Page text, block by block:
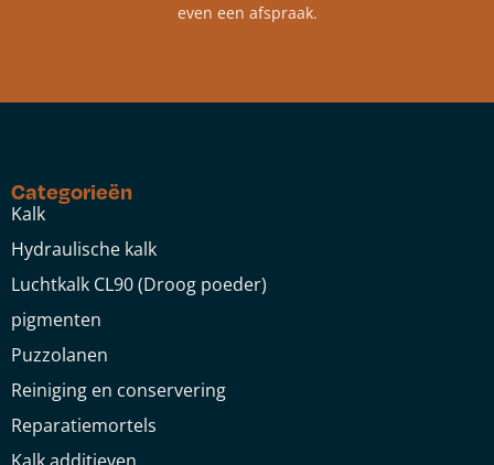
even een afspraak.
Categorieën
Kalk
Hydraulische kalk
Luchtkalk CL90 (Droog poeder)
pigmenten
Puzzolanen
Reiniging en conservering
Reparatiemortels
Kalk additieven